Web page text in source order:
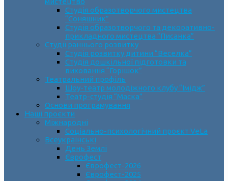
Cтудія образотворчого мистецтва
“Соняшник”
Студія образотворчого та декоративно-
прикладного мистецтва “Писанка”
Студії раннього розвитку
Студія розвитку дитини “Веселка”
Студія дошкільної підготовки та
виховання “Горішок”
Театральний профіль
Шоу-театр молодіжного клубу “Імідж”
Театр-студія “Маска”
Основи програмування
Наші проєкти
Міжнародні
Соціально-психологічний проєкт VeLa
Всеукраїнські
День Землі
Єврофест
Єврофест-2026
Єврофест-2025